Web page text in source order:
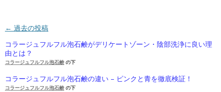
投稿ナビゲーション
← 過去の投稿
コラージュフルフル泡石鹸がデリケートゾーン・陰部洗浄に良い理
由とは？
コラージュフルフル泡石鹸 の下
コラージュフルフル泡石鹸の違い – ピンクと青を徹底検証！
コラージュフルフル泡石鹸 の下